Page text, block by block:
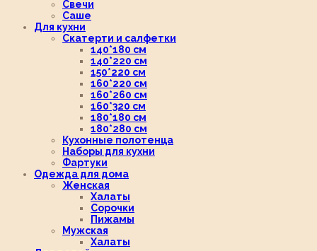
Свечи
Саше
Для кухни
Скатерти и салфетки
140*180 см
140*220 см
150*220 см
160*220 см
160*260 см
160*320 см
180*180 см
180*280 см
Кухонные полотенца
Наборы для кухни
Фартуки
Одежда для дома
Женская
Халаты
Сорочки
Пижамы
Мужская
Халаты